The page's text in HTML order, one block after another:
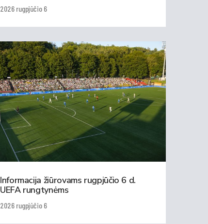
2026 rugpjūčio 6
Informacija žiūrovams rugpjūčio 6 d.
UEFA rungtynėms
2026 rugpjūčio 6